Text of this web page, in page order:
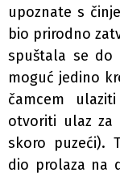
upoznate s
bio prirodno
spuštala se
moguć jedino
čamcem
otvoriti ulaz za
skoro puzeći).
dio prolaza na